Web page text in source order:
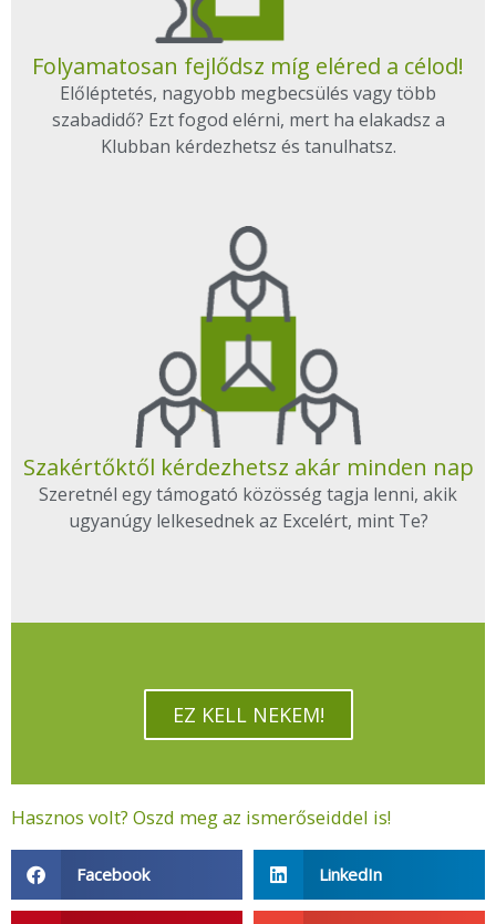
Folyamatosan fejlődsz míg eléred a célod!
Előléptetés, nagyobb megbecsülés vagy több
szabadidő? Ezt fogod elérni, mert ha elakadsz a
Klubban kérdezhetsz és tanulhatsz.
Szakértőktől kérdezhetsz akár minden nap
Szeretnél egy támogató közösség tagja lenni, akik
ugyanúgy lelkesednek az Excelért, mint Te?
EZ KELL NEKEM!
Hasznos volt? Oszd meg az ismerőseiddel is!
Facebook LinkedIn